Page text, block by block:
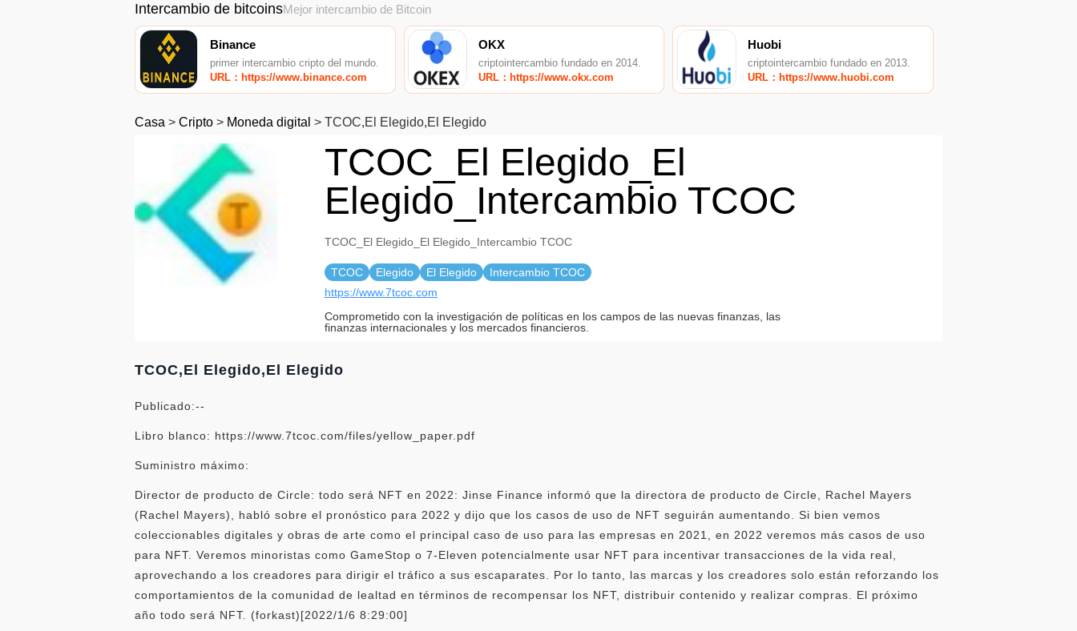
Intercambio de bitcoinsMejor intercambio de Bitcoin
Binance
primer intercambio cripto del mundo.
URL：https://www.binance.com
OKX
criptointercambio fundado en 2014.
URL：https://www.okx.com
Huobi
criptointercambio fundado en 2013.
URL：https://www.huobi.com
Casa > Cripto > Moneda digital > TCOC,El Elegido,El Elegido
TCOC_El Elegido_El
Elegido_Intercambio TCOC
TCOC_El Elegido_El Elegido_Intercambio TCOC
TCOC Elegido El Elegido
Intercambio TCOC
https://www.7tcoc.com
Comprometido con la investigación de políticas en los campos de las nuevas finanzas, las
finanzas internacionales y los mercados financieros.
TCOC,El Elegido,El Elegido
Publicado:--
Libro blanco: https://www.7tcoc.com/files/yellow_paper.pdf
Suministro máximo:
Director de producto de Circle: todo será NFT en 2022: Jinse Finance informó que la directora de producto de Circle, Rachel Mayers
(Rachel Mayers), habló sobre el pronóstico para 2022 y dijo que los casos de uso de NFT seguirán aumentando. Si bien vemos
coleccionables digitales y obras de arte como el principal caso de uso para las empresas en 2021, en 2022 veremos más casos de uso
para NFT. Veremos minoristas como GameStop o 7-Eleven potencialmente usar NFT para incentivar transacciones de la vida real,
aprovechando a los creadores para dirigir el tráfico a sus escaparates. Por lo tanto, las marcas y los creadores solo están reforzando los
comportamientos de la comunidad de lealtad en términos de recompensar los NFT, distribuir contenido y realizar compras. El próximo
año todo será NFT. (forkast)[2022/1/6 8:29:00]